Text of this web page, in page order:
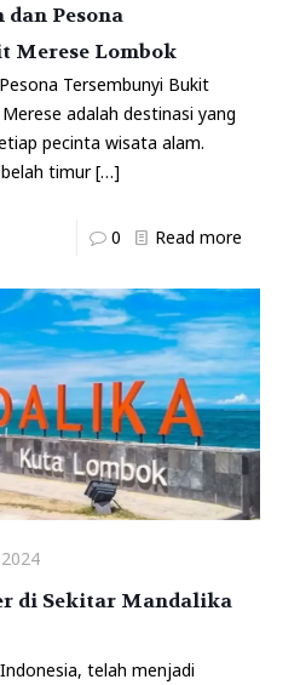
Pesona
Merese Lombok
Tersembunyi Bukit
adalah destinasi yang
pecinta wisata alam.
timur[…]
0 Read more
di Sekitar Mandalika
telah menjadi